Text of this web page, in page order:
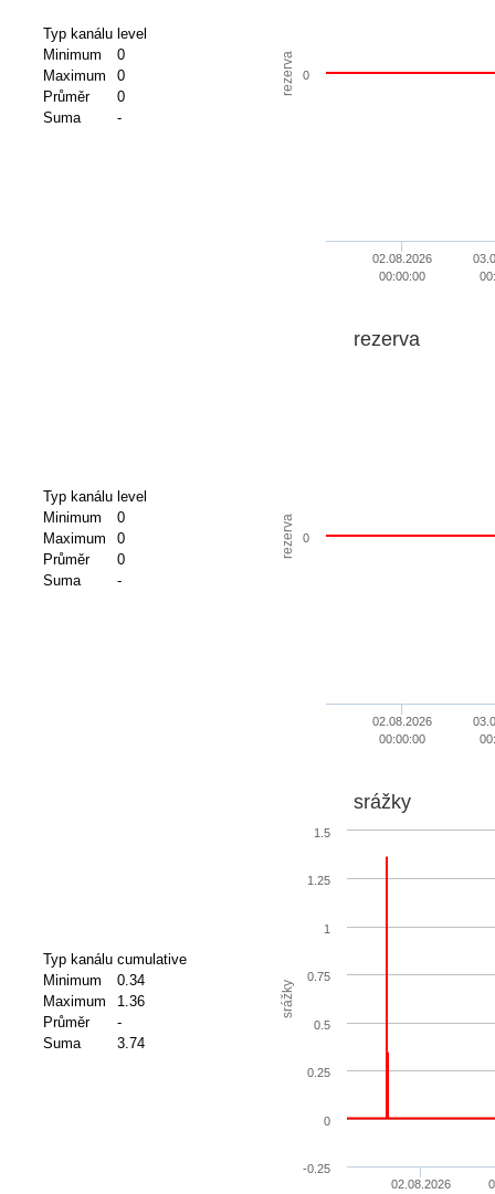
Typ kanálu level
Minimum
0
Maximum
0
Průměr
0
Suma
-
rezerva
02.08.2026
00:00:00
0
Typ kanálu level
Minimum
0
Maximum
0
Průměr
0
Suma
-
rezerva
rezerva
02.08.2026
00:00:00
0
Typ kanálu cumulative
Minimum
0.34
Maximum
1.36
Průměr
-
Suma
3.74
srážky
srážky
02.08.2026
-0.25
0
0.25
0.5
0.75
1
1.25
1.5